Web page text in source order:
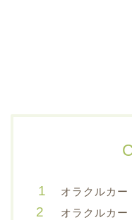
オラクルカー
オラクルカー